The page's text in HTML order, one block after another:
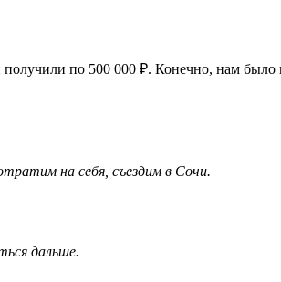
по 500 000 ₽. Конечно, нам
на себя, съездим в Сочи.
дальше.